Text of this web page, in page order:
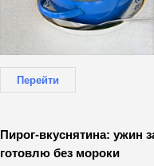
Перейти
Пирог-вкуснятина: ужин
готовлю без мороки